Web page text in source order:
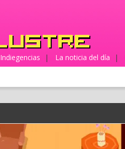
Indiegencias | La noticia del día |